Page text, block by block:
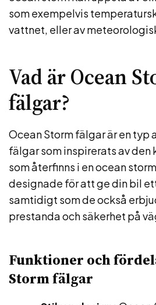
som exempelvis
vattnet, eller av
Vad är Ocean
fälgar?
Ocean Storm fälgar är en typ
fälgar som inspirerats av den
som återfinns i en ocean
designade för att ge din bil
samtidigt som de också
prestanda och säkerhet på
Funktioner och
Storm fälgar